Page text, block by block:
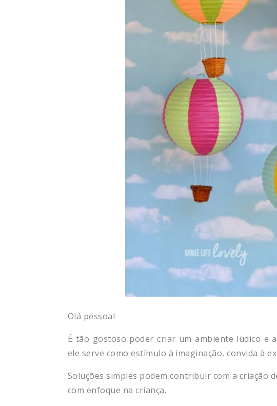
Olá pessoal
É tão gostoso poder criar um ambiente lúdico e
ele serve como estímulo à imaginação, convida à
Soluções simples podem contribuir com a criação
com enfoque na criança.